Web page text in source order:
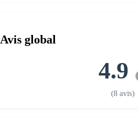
Avis global
4.9
(8 avis)